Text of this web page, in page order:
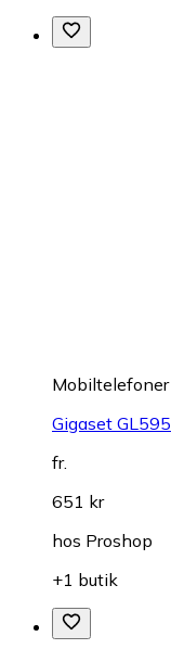
Mobiltelefoner
Gigaset GL595
fr.
651 kr
hos Proshop
+1 butik